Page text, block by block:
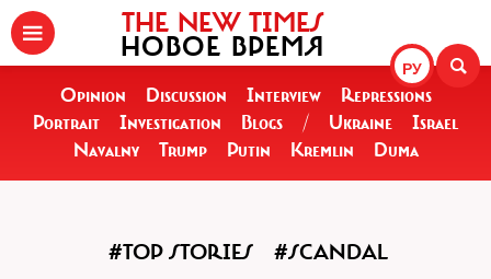
РУ
THE NEW TIMES
НОВОЕ ВРЕМЯ
Opinion Discussion Interview
Repressions
Portrait
Investigation Blogs / Ukraine
Israel
Navalny
Trump Putin Kremlin Duma
#TOP STORIES #SCANDAL